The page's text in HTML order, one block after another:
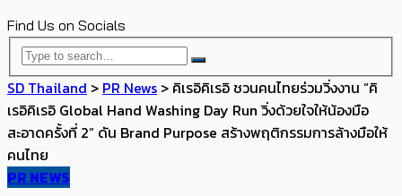
Find Us on Socials
SD Thailand > PR News > คิเรอิคิเรอิ ชวนคนไทยร่วมวิ่งงาน “คิ
เรอิคิเรอิ Global Hand Washing Day Run วิ่งด้วยใจให้น้องมือ
สะอาดครั้งที่ 2” ดัน Brand Purpose สร้างพฤติกรรมการล้างมือให้
คนไทย
PR NEWS